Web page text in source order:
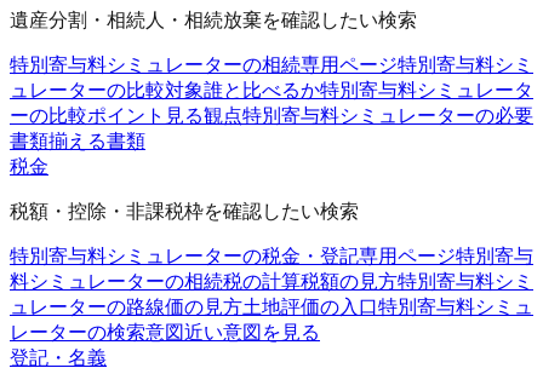
遺産分割・相続人・相続放棄を確認したい検索
特別寄与料シミュレーターの相続専用ページ特別寄与料シミ
ュレーターの比較対象誰と比べるか特別寄与料シミュレータ
ーの比較ポイント 見る観点特別寄与料シミュレーターの必要
書類揃える書類
税金
税額・控除・非課税枠を確認したい検索
特別寄与料シミュレーターの税金・登記専用ページ特別寄与
料シミュレーターの相続税の計算税額の見方特別寄与料シミ
ュレーターの路線価の見方土地評価の入口特別寄与料シミュ
レーターの検索意図近い意図を見る
登記・名義